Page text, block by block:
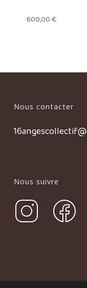
600,00€
Nous contacter
Nous suivre